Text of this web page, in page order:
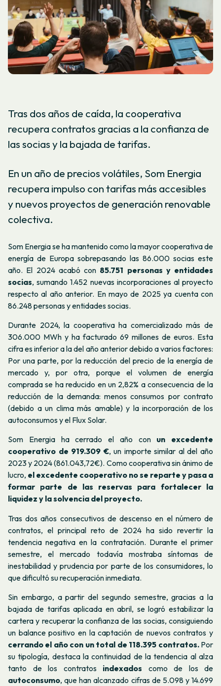
Tras dos años de caída, la cooperativa
recupera contratos gracias a la confianza de
las socias y la bajada de tarifas.
En un año de precios volátiles, Som Energia
recupera impulso con tarifas más accesibles
y nuevos proyectos de generación renovable
colectiva.
Som Energia se ha mantenido como la mayor cooperativa de
energía de Europa sobrepasando las 86.000 socias este
año. El 2024 acabó con 85.751 personas y entidades
socias, sumando 1.452 nuevas incorporaciones al proyecto
respecto al año anterior. En mayo de 2025 ya cuenta con
86.248 personas y entidades socias.
Durante 2024, la cooperativa ha comercializado más de
306.000 MWh y ha facturado 69 millones de euros. Esta
cifra es inferior a la del año anterior debido a varios factores:
Por una parte, por la reducción del precio de la energía de
mercado y, por otra, porque el volumen de energía
comprada se ha reducido en un 2,82% a consecuencia de la
reducción de la demanda: menos consumos por contrato
(debido a un clima más amable) y la incorporación de los
autoconsumos y el Flux Solar.
Som Energia ha cerrado el año con un excedente
cooperativo de 919.309 €, un importe similar al del año
2023 y 2024 (861.043,72€). Como cooperativa sin ánimo de
lucro, el excedente cooperativo no se reparte y pasa a
formar parte de las reservas para fortalecer la
liquidez y la solvencia del proyecto.
Tras dos años consecutivos de descenso en el número de
contratos, el principal reto de 2024 ha sido revertir la
tendencia negativa en la contratación. Durante el primer
semestre, el mercado todavía mostraba síntomas de
inestabilidad y prudencia por parte de los consumidores, lo
que dificultó su recuperación inmediata.
Sin embargo, a partir del segundo semestre, gracias a la
bajada de tarifas aplicada en abril, se logró estabilizar la
cartera y recuperar la confianza de las socias, consiguiendo
un balance positivo en la captación de nuevos contratos y
cerrando el año con un total de 118.395 contratos.Por
su tipología, destaca la continuidad de la tendencia al alza
tanto de los contratos indexados como de los de
autoconsumo, que han alcanzado cifras de 5.098 y 14.699